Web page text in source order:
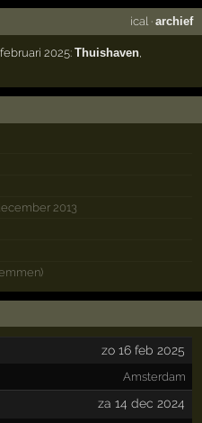
ical· archief
2025:Thuishaven
2013
zo 16 feb 2025
Amsterdam
za 14 dec 2024